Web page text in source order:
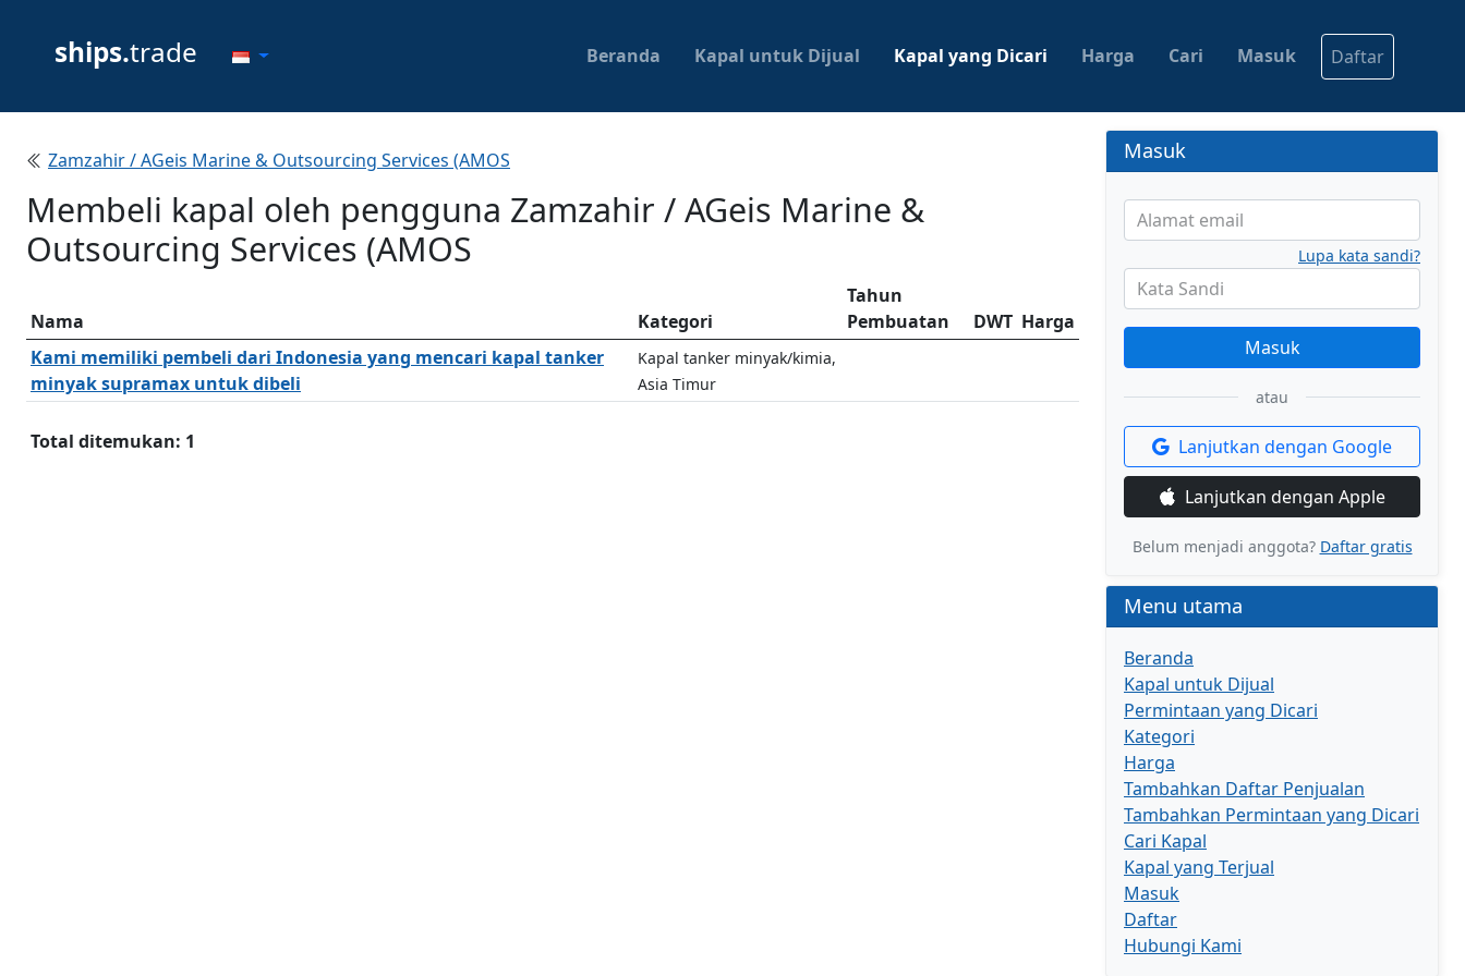
ships.trade Beranda Kapal untuk Dijual Kapal yang Dicari Harga Cari Masuk Daftar
Zamzahir / AGeis Marine & Outsourcing Services (AMOS
Membeli kapal oleh pengguna Zamzahir / AGeis Marine &
Outsourcing Services (AMOS
Nama Kategori
Tahun
Pembuatan
DWT Harga
Kami memiliki pembeli dari Indonesia yang mencari kapal tanker
minyak supramax untuk dibeli
Kapal tanker minyak/kimia,
Asia Timur
Total ditemukan: 1
Masuk
Alamat email
Kata Sandi
Lupa kata sandi?
Masuk
atau
Lanjutkan dengan Google
Lanjutkan dengan Apple
Belum menjadi anggota? Daftar gratis
Menu utama
Beranda
Kapal untuk Dijual
Permintaan yang Dicari
Kategori
Harga
Tambahkan Daftar Penjualan
Tambahkan Permintaan yang Dicari
Cari Kapal
Kapal yang Terjual
Masuk
Daftar
Hubungi Kami